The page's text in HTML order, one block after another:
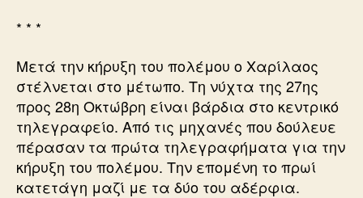
* * *
Μετά την κήρυξη του πολέμου ο Χαρίλαος
στέλνεται στο μέτωπο. Τη νύχτα της 27ης
προς 28η Οκτώβρη είναι βάρδια στο κεντρικό
τηλεγραφείο. Από τις μηχανές που δούλευε
πέρασαν τα πρώτα τηλεγραφήματα για την
κήρυξη του πολέμου. Την επομένη το πρωί
κατετάγη μαζί με τα δύο του αδέρφια.